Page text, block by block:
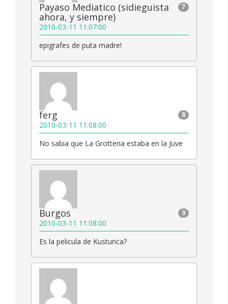
7
Payaso Mediatico (sidieguista
ahora, y siempre)
2010-03-11 11:07:00
epigrafes de puta madre!
8
ferg
2010-03-11 11:08:00
No sabia que La Grotteria estaba en la Juve
9
Burgos
2010-03-11 11:08:00
Es la pelicula de Kusturica?